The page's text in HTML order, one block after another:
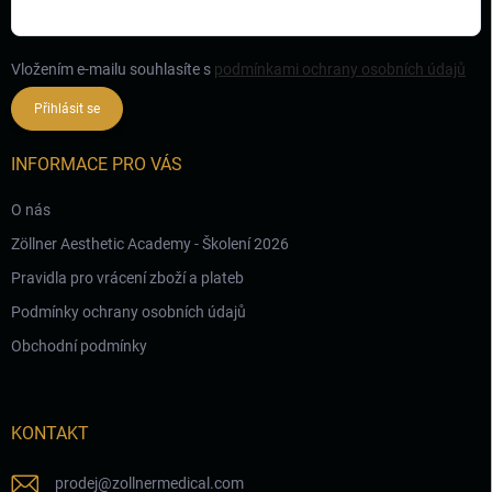
Vložením e-mailu souhlasíte s podmínkami ochrany osobních údajů
Přihlásit se
INFORMACE PRO VÁS
O nás
Zöllner Aesthetic Academy - Školení 2026
Pravidla pro vrácení zboží a plateb
Podmínky ochrany osobních údajů
Obchodní podmínky
KONTAKT
prodej@zollnermedical.com